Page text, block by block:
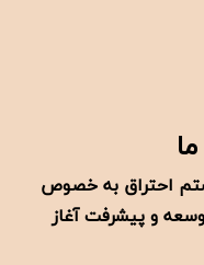
احتراق به خصوص
و پیشرفت آغاز